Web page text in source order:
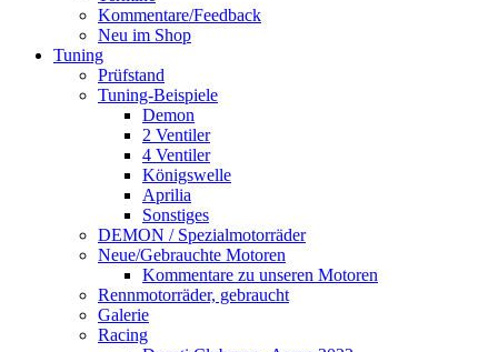
Kommentare/Feedback
Neu im Shop
Tuning
Prüfstand
Tuning-Beispiele
Demon
2 Ventiler
4 Ventiler
Königswelle
Aprilia
Sonstiges
DEMON / Spezialmotorräder
Neue/Gebrauchte Motoren
Kommentare zu unseren Motoren
Rennmotorräder, gebraucht
Galerie
Racing